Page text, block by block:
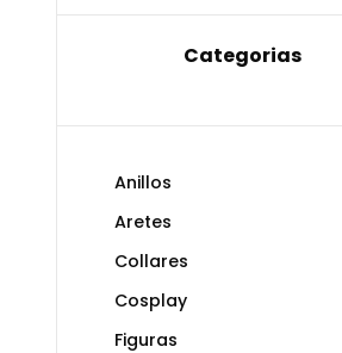
Categorias
Anillos
Aretes
Collares
Cosplay
Figuras